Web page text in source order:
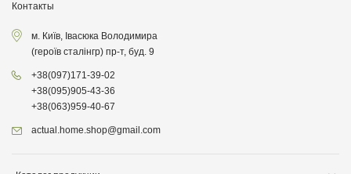
Контакты
м. Київ, Івасюка Володимира
(героїв сталінгр) пр-т, буд. 9
+38(097)171-39-02
+38(095)905-43-36
+38(063)959-40-67
actual.home.shop@gmail.com